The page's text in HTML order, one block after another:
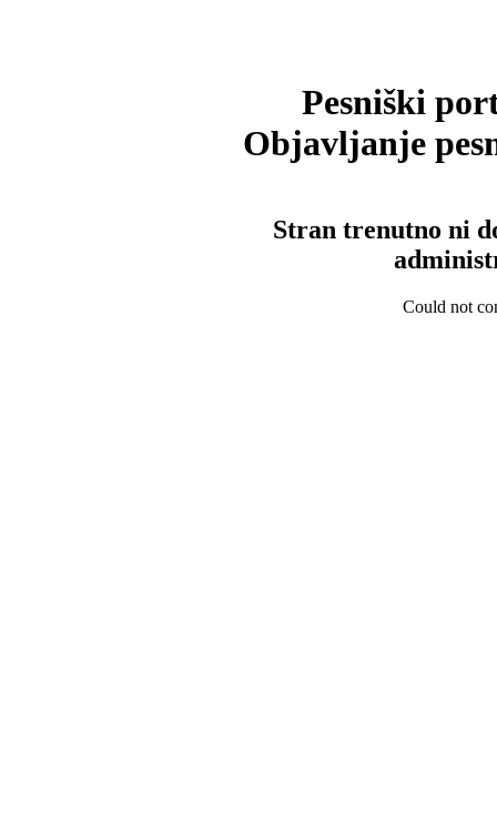
Pesniški
Objavljanje
Stran trenutno ni
Could not